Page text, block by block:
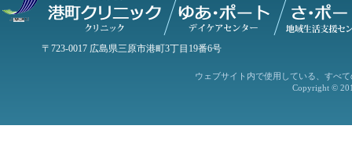
〒723-0017 広島県三原市港町3丁目19番6号
ウェブサイト内で使用している、すべ
Copyright ©